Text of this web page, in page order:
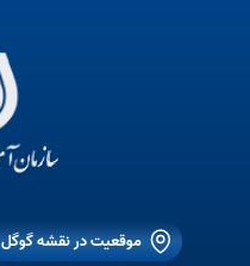
موقعیت در نقشه گوگل